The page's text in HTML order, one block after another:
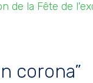
corona”